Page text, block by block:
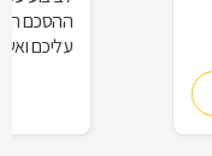
ההסכם
עליכם